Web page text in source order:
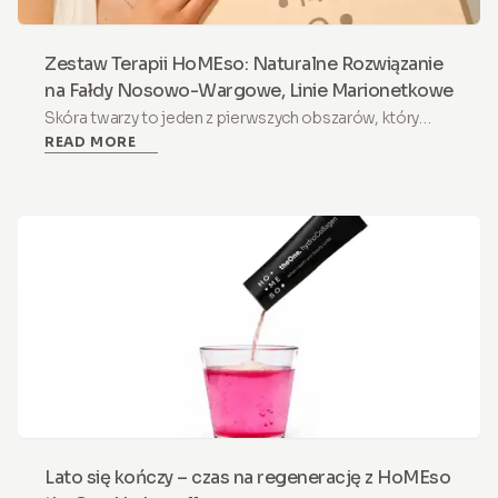
Zestaw Terapii HoMEso: Naturalne Rozwiązanie
na Fałdy Nosowo-Wargowe, Linie Marionetkowe
Skóra twarzy to jeden z pierwszych obszarów, który
ujawnia oznaki starzenia. Do najbardziej zauważalnych
sprawiać, że twarz wygląda na zmęczoną lub nawet
smutną. Choć są naturalną częścią procesu starzenia,
wiele osób chciałoby, aby były mniej wyraźne.
READ MORE
Lato się kończy – czas na regenerację z HoMEso